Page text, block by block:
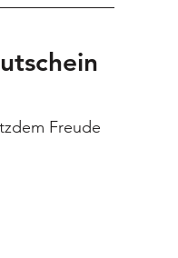
Freude